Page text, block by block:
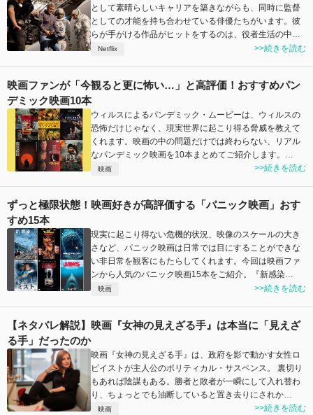
として素晴らしいキャリアを築きながらも、同時に監督
としての才能を持ち合わせている俳優たちがいます。彼
らが手がける作品がヒットをするのは、役者生活の中…
Netflix >>続きを読む
映画ファンが「今観ると更に怖い…」と高評価！おすすめパン
デミック映画10本
ウィルスによるパンデミック・ムービーは、ウィルスの
恐怖だけじゃなく、現実世界に起こり得る脅威を教えて
くれます。映画の中の問題だけでは終わらない、リアル
なパンデミック映画を10本まとめてご紹介します。…
映画 >>続きを読む
ずっと極限状態！映画好きが高評価する「パニック映画」おす
すめ15本
現実に起こり得ない危機的状況、映像のスケールの大き
さなど、パニック映画は日常では目にすることができな
い非日常を観客にもたらしてくれます。今回は映画ファ
ンから人気のパニック映画15本をご紹介。『新感染…
映画 >>続きを読む
【ネタバレ解説】映画『女神の見えざる手』は本当に「見えざ
る手」だったのか
映画『女神の見えざる手』は、政府を影で動かす女性ロ
ビイストが主人公のポリティカル・サスペンス。 裏切り
もあれば陰謀もある。勝者と敗者が一瞬にして入れ替わ
り、ちょっとでも油断していると置き去りにされか…
映画 >>続きを読む